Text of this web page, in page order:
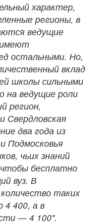
характер,
регионы, в
ведущие
остальными. Но,
вклад
школы сильными
на ведущие роли
регион,
Свердловская
два года из
Подмосковья
чьих знаний
бесплатно
вуз. В
таких
4 400, а в
— 4 100".